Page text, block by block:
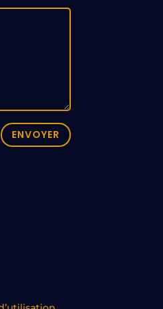
ENVOYER